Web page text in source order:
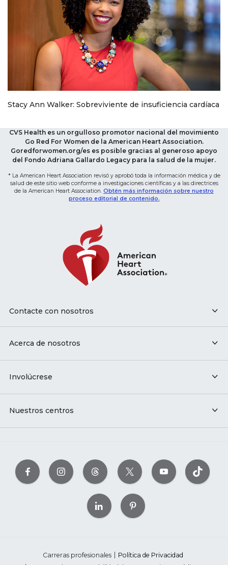
Stacy Ann Walker: Sobreviviente de insuficiencia cardíaca
CVS Health es un orgulloso promotor nacional del movimiento
Go Red For Women de la American Heart Association.
Goredforwomen.org/es es posible gracias al generoso apoyo
del Fondo Adriana Gallardo Legacy para la salud de la mujer.
* La American Heart Association revisó y aprobó toda la información médica y de
salud de este sitio web conforme a investigaciones científicas y a las directrices
de la American Heart Association. Obtén más información sobre nuestro
proceso editorial de contenido.
Contacte con nosotros
Acerca de nosotros
Involúcrese
Nuestros centros
Carreras profesionales
Política de Privacidad